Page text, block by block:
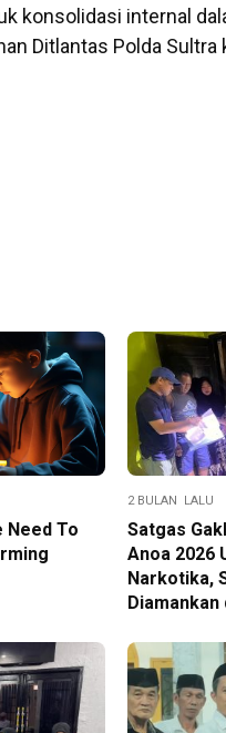
konsolidasi internal
Ditlantas Polda Sultra
Need To
2 BULAN LALU
Satgas
Anoa 2026
Narkotika,